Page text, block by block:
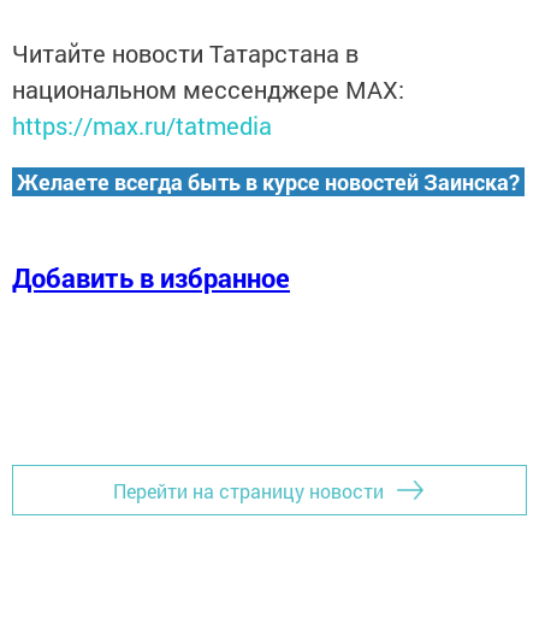
Читайте новости Татарстана в
национальном мессенджере MАХ:
https://max.ru/tatmedia
Желаете всегда быть в курсе новостей Заинска?
Добавить в избранное
Перейти на страницу новости